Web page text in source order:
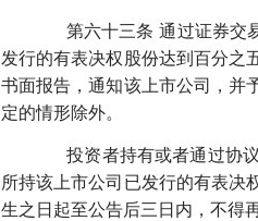
第六十三条 通过证券交易
发行的有表决权股份达到百分之
书面报告，通知该上市公司，并
定的情形除外。
投资者持有或者通过协议
所持该上市公司已发行的有表决
生之日起至公告后三日内，不得